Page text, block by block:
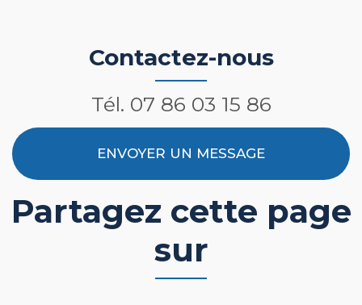
Contactez-nous
Tél. 07 86 03 15 86
ENVOYER UN MESSAGE
Partagez cette page
sur